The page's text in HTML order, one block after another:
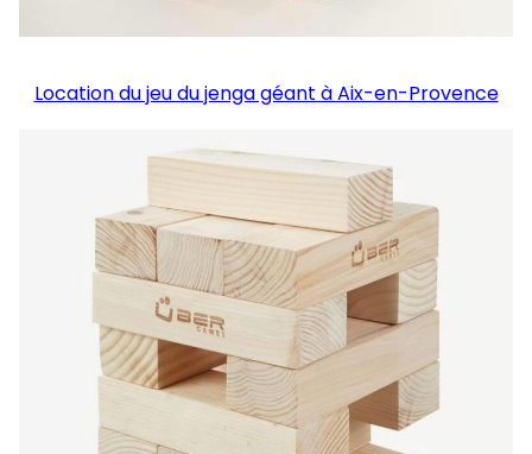
Location du jeu du jenga géant à Aix-en-Provence